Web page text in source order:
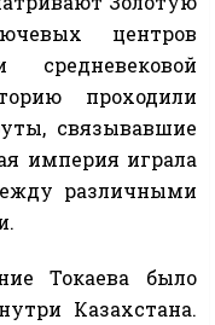
центров
средневековой
проходили
связывавшие
империя играла
различными
Токаева было
Казахстана.